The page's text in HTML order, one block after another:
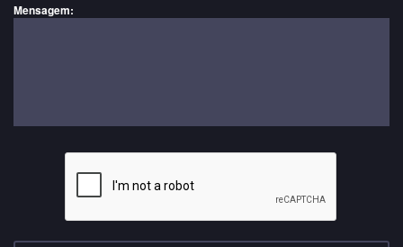
Mensagem: